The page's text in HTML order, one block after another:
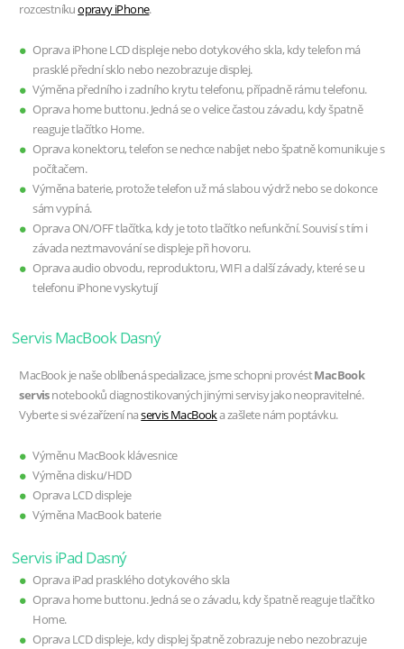
rozcestníkuopravy iPhone.
Oprava iPhone LCD displeje nebo dotykového skla, kdy telefon má
prasklé přední sklo nebo nezobrazuje displej.
Výměna předního i zadního krytu telefonu, případně rámu telefonu.
Oprava home buttonu. Jedná se o velice častou závadu, kdy špatně
reaguje tlačítko Home.
Oprava konektoru, telefon se nechce nabíjet nebo špatně komunikuje s
počítačem.
Výměna baterie, protože telefon už má slabou výdrž nebo se dokonce
sám vypíná.
Oprava ON/OFF tlačítka, kdy je toto tlačítko nefunkční. Souvisí s tím i
závada neztmavování se displeje při hovoru.
Oprava audio obvodu, reproduktoru, WIFI a další závady, které se u
telefonu iPhone vyskytují
Servis MacBook Dasný
MacBook je naše oblíbená specializace, jsme schopni provéstMacBook
servisnotebooků diagnostikovaných jinými servisy jako neopravitelné.
Vyberte si své zařízení naservis MacBooka zašlete nám poptávku.
Výměnu MacBook klávesnice
Výměna disku/HDD
Oprava LCD displeje
Výměna MacBook baterie
Servis iPad Dasný
Oprava iPad prasklého dotykového skla
Oprava home buttonu. Jedná se o závadu, kdy špatně reaguje tlačítko
Home.
Oprava LCD displeje, kdy displej špatně zobrazuje nebo nezobrazuje